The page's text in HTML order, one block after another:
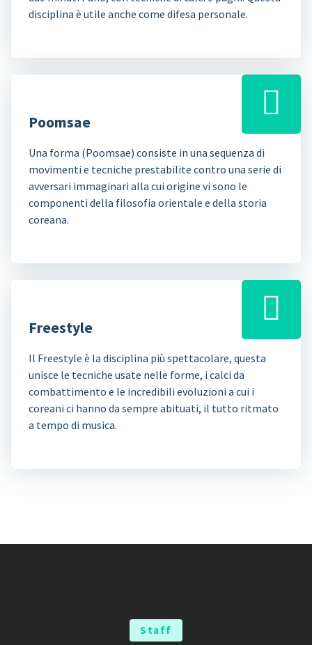
disciplina è utile anche come difesa personale.
Poomsae
Una forma (Poomsae) consiste in una sequenza di
movimenti e tecniche prestabilite contro una serie di
avversari immaginari alla cui origine vi sono le
componenti della filosofia orientale e della storia
coreana.
Freestyle
Il Freestyle è la disciplina più spettacolare, questa
unisce le tecniche usate nelle forme, i calci da
combattimento e le incredibili evoluzioni a cui i
coreani ci hanno da sempre abituati, il tutto ritmato
a tempo di musica.
Staff